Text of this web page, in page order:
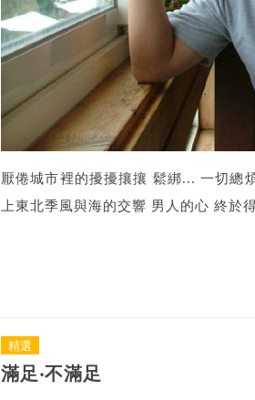
厭倦城市裡的擾擾攘攘 鬆綁... 一切總
上東北季風與海的交響 男人的心 終
精選
滿足‧不滿足